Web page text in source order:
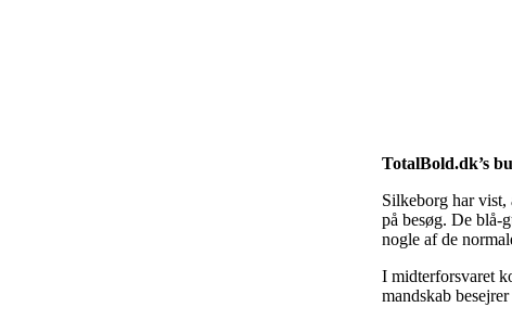
TotalBold.dk’s
Silkeborg har vist,
på besøg. De blå-
nogle af de
I midterforsvaret
mandskab